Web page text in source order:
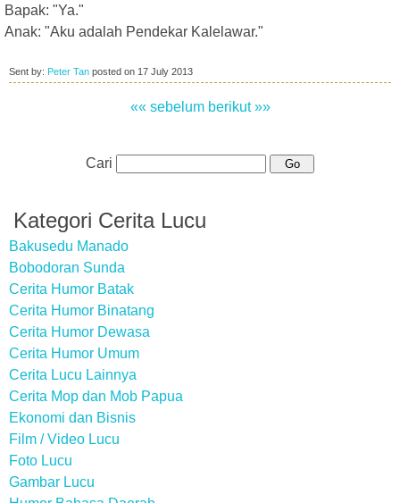
Bapak: "Ya."
Anak: "Aku adalah Pendekar Kalelawar."
Sent by: Peter Tan posted on 17 July 2013
«« sebelum berikut »»
Cari
Kategori Cerita Lucu
Bakusedu Manado
Bobodoran Sunda
Cerita Humor Batak
Cerita Humor Binatang
Cerita Humor Dewasa
Cerita Humor Umum
Cerita Lucu Lainnya
Cerita Mop dan Mob Papua
Ekonomi dan Bisnis
Film / Video Lucu
Foto Lucu
Gambar Lucu